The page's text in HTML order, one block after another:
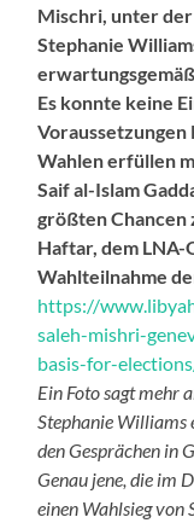
Mischri, unter
Stephanie
Es konnte keine
Voraussetzungen
Wahlen erfüllen
Saif al-Islam
größten Chancen
Haftar, dem
Wahlteilnahme
https://
saleh-mishri-
basis-for-
Ein Foto sagt mehr
Stephanie Williams
den Gesprächen in
Genau jene, die im
einen Wahlsieg von